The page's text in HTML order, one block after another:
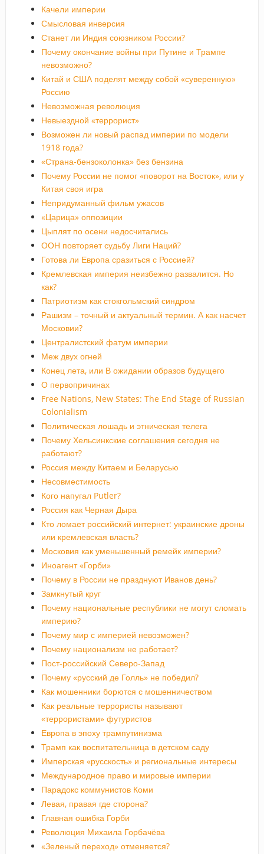
Качели империи
Смысловая инверсия
Станет ли Индия союзником России?
Почему окончание войны при Путине и Трампе
невозможно?
Китай и США поделят между собой «суверенную»
Россию
Невозможная революция
Невыездной «террорист»
Возможен ли новый распад империи по модели
1918 года?
«Страна-бензоколонка» без бензина
Почему России не помог «поворот на Восток», или у
Китая своя игра
Непридуманный фильм ужасов
«Царица» оппозиции
Цыплят по осени недосчитались
ООН повторяет судьбу Лиги Наций?
Готова ли Европа сразиться с Россией?
Кремлевская империя неизбежно развалится. Но
как?
Патриотизм как стокгольмский синдром
Рашизм – точный и актуальный термин. А как насчет
Московии?
Централистский фатум империи
Меж двух огней
Конец лета, или В ожидании образов будущего
О первопричинах
Free Nations, New States: The End Stage of Russian
Colonialism
Политическая лошадь и этническая телега
Почему Хельсинкские соглашения сегодня не
работают?
Россия между Китаем и Беларусью
Несовместимость
Кого напугал Putler?
Россия как Черная Дыра
Кто ломает российский интернет: украинские дроны
или кремлевская власть?
Московия как уменьшенный ремейк империи?
Иноагент «Горби»
Почему в России не празднуют Иванов день?
Замкнутый круг
Почему национальные республики не могут сломать
империю?
Почему мир с империей невозможен?
Почему национализм не работает?
Пост-российский Северо-Запад
Почему «русский де Голль» не победил?
Как мошенники борются с мошенничеством
Как реальные террористы называют
«террористами» футуристов
Европа в эпоху трампутинизма
Трамп как воспитательница в детском саду
Имперская «русскость» и региональные интересы
Международное право и мировые империи
Парадокс коммунистов Коми
Левая, правая где сторона?
Главная ошибка Горби
Революция Михаила Горбачёва
«Зеленый переход» отменяется?